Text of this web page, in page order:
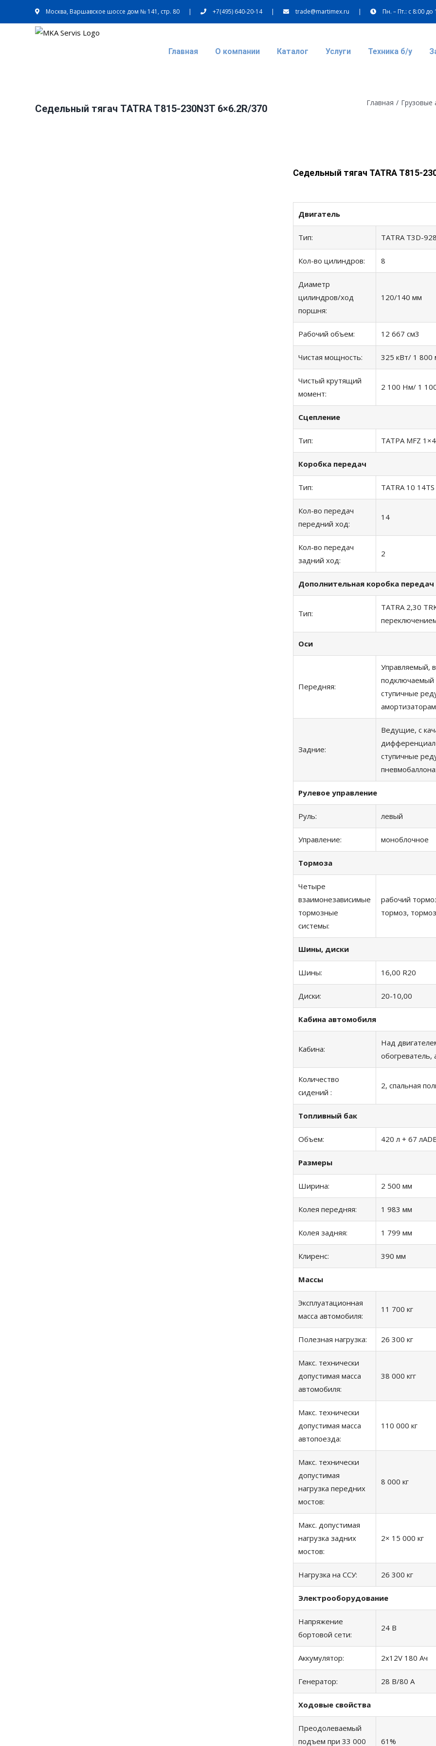
Москва, Варшавское шоссе дом № 141, стр. 80 | +7(495) 640-20-14 | trade@martimex.ru | Пн. – Пт.: с 8:00 до
Главная О компании Каталог Услуги Техника б/у
Седельный тягач TATRA T815-230N3T 6×6.2R/370 Главная / Грузовые
Седельный тягач TATRA T815-
Двигатель
Tип: TATRA T3D-
Кол-во цилиндров: 8
Диаметр
цилиндров/ход
поршня:
120/140 мм
Рабочий объем: 12 667 cм3
Чистая мощность: 325 кВт/ 1 800
Чистый крутящий
момент:
2 100 Нм/ 1
Сцепление
Тип: ТАТРА MFZ
Коробка передач
Тип: TATRA 10
Кол-во передач
передний ход:
14
Кол-во передач
задний ход:
2
Дополнительная коробка передач
Тип:
TATRA 2,30
Оси
Передняя:
Управляемый,
подключаемый
ступичные
Задние:
Ведущие, с
ступичные
Рулевое управление
Руль: левый
Управление: моноблочное
Тормоза
Четыре
взаимонезависимые
тормозные
системы:
рабочий
тормоз,
Шины, диски
Шины: 16,00 R20
Диски: 20-10,00
Кабина автомобиля
Кабина:
Над
Количество
сидений :
2, спальная
Топливный бак
Объем: 420 л + 67
Pазмеры
Ширина: 2 500 мм
Колея передняя: 1 983 мм
Колея задняя: 1 799 мм
Клиренс: 390 мм
Массы
Эксплуатационная
масса автомобиля:
11 700 кг
Полезная нагрузка: 26 300 кг
Макс. технически
допустимая масса
автомобиля:
38 000 кгг
Макс. технически
допустимая масса
автопоезда:
110 000 кг
Макс. технически
допустимая
нагрузка передних
мостов:
8 000 кг
Макс. допустимая
нагрузка задних
мостов:
2× 15 000 кг
Нагрузка на ССУ: 26 300 кг
Электрооборудование
Напряжение
бортовой сети:
24 В
Аккумулятор: 2x12V 180 Aч
Генератор: 28 В/80 A
Ходовые свойства
Преодолеваемый
подъем при 33 000
61%